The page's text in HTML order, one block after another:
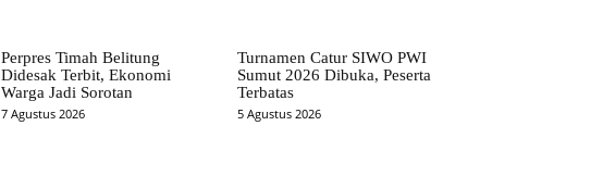
Perpres Timah Belitung
Didesak Terbit, Ekonomi
Warga Jadi Sorotan
7 Agustus 2026
Turnamen Catur SIWO PWI
Sumut 2026 Dibuka, Peserta
Terbatas
5 Agustus 2026